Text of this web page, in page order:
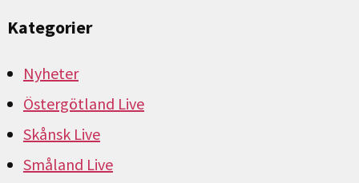
Kategorier
Nyheter
Östergötland Live
Skånsk Live
Småland Live